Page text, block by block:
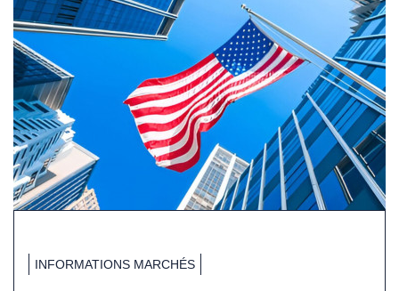
INFORMATIONS MARCHÉS